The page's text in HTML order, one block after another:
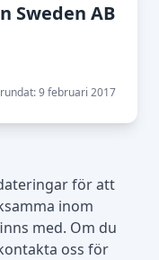
Sweden AB
9 februari 2017
för att
inom
med. Om du
oss för